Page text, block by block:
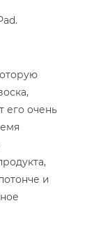
его очень
и